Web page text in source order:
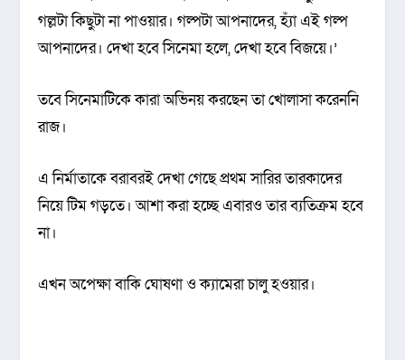
গল্লটা কিছুটা না পাওয়ার। গল্পটা আপনাদের, হ্যাঁ এই গল্প
আপনাদের। দেখা হবে সিনেমা হলে, দেখা হবে বিজয়ে।’
তবে সিনেমাটিকে কারা অভিনয় করছেন তা খোলাসা করেননি
রাজ।
এ নির্মাতাকে বরাবরই দেখা গেছে প্রথম সারির তারকাদের
নিয়ে টিম গড়তে। আশা করা হচ্ছে এবারও তার ব্যতিক্রম হবে
না।
এখন অপেক্ষা বাকি ঘোষণা ও ক্যামেরা চালু হওয়ার।